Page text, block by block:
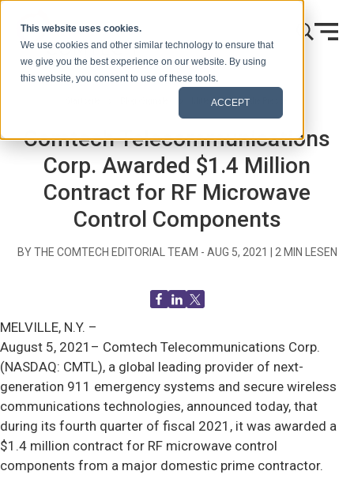
This website uses cookies.
We use cookies and other similar technology to ensure that
we give you the best experience on our website. By using
this website, you consent to use of these tools.
ACCEPT
Mitteilungen an die Presse
Comtech Telecommunications
Corp. Awarded $1.4 Million
Contract for RF Microwave
Control Components
BY THE COMTECH EDITORIAL TEAM - AUG 5, 2021 2 MIN LESEN
MELVILLE, N.Y. –
August 5, 2021– Comtech Telecommunications Corp.
(NASDAQ: CMTL), a global leading provider of next-
generation 911 emergency systems and secure wireless
communications technologies, announced today, that
during its fourth quarter of fiscal 2021, it was awarded a
$1.4 million contract for RF microwave control
components from a major domestic prime contractor.